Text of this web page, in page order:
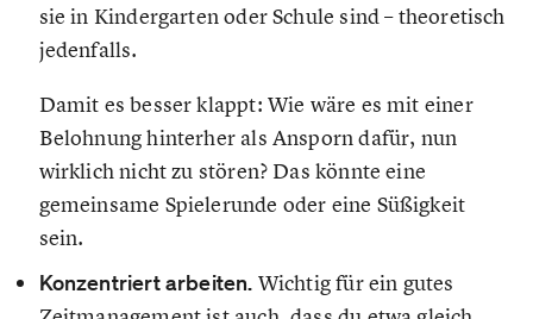
sie in Kindergarten oder Schule sind – theoretisch
jedenfalls.
Damit es besser klappt: Wie wäre es mit einer
Belohnung hinterher als Ansporn dafür, nun
wirklich nicht zu stören? Das könnte eine
gemeinsame Spielerunde oder eine Süßigkeit
sein.
Konzentriert arbeiten. Wichtig für ein gutes